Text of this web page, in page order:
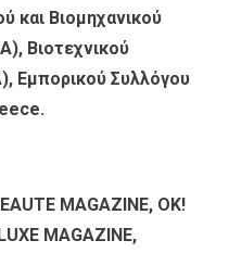
και Βιομηχανικού
Βιοτεχνικού
Εμπορικού Συλλόγου
MAGAZINE, OK!
MAGAZINE,